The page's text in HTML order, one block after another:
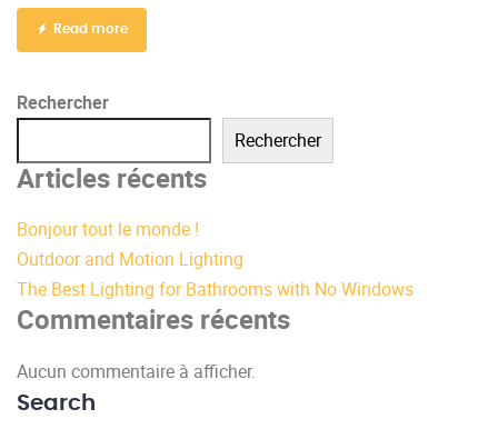
Read more
Rechercher
Rechercher
Articles récents
Bonjour tout le monde !
Outdoor and Motion Lighting
The Best Lighting for Bathrooms with No Windows
Commentaires récents
Aucun commentaire à afficher.
Search